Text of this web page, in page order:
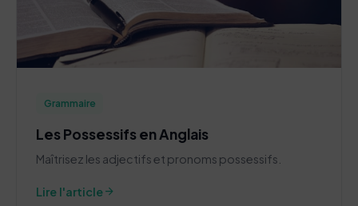
Grammaire
Les Possessifs en Anglais
Maîtrisez les adjectifs et pronoms possessifs.
Lire l'articlearrow_forward